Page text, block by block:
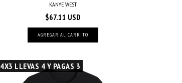
KANYE WEST
$67.11 USD
AGREGAR AL CARRITO
4X3 LLEVAS 4 Y PAGAS 3